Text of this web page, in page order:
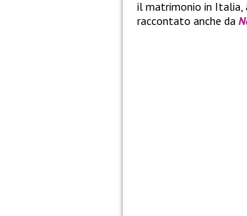
il matrimonio in Italia,
raccontato anche da